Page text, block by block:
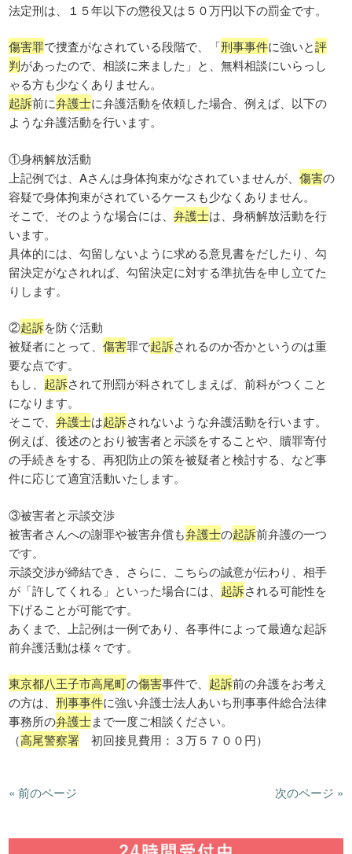
法定刑は、１５年以下の懲役又は５０万円以下の罰金です。
傷害罪で捜査がなされている段階で、「刑事事件に強いと評
判があったので、相談に来ました」と、無料相談にいらっし
ゃる方も少なくありません。
起訴前に弁護士に弁護活動を依頼した場合、例えば、以下の
ような弁護活動を行います。
①身柄解放活動
上記例では、Aさんは身体拘束がなされていませんが、傷害の
容疑で身体拘束がされているケースも少なくありません。
そこで、そのような場合には、弁護士は、身柄解放活動を行
います。
具体的には、勾留しないように求める意見書をだしたり、勾
留決定がなされれば、勾留決定に対する準抗告を申し立てた
りします。
②起訴を防ぐ活動
被疑者にとって、傷害罪で起訴されるのか否かというのは重
要な点です。
もし、 起訴されて刑罰が科されてしまえば、前科がつくこと
になります。
そこで、弁護士は起訴されないような弁護活動を行います。
例えば、後述のとおり被害者と示談をすることや、贖罪寄付
の手続きをする、再犯防止の策を被疑者と検討する、など事
件に応じて適宜活動いたします。
③被害者と示談交渉
被害者さんへの謝罪や被害弁償も弁護士の起訴前弁護の一つ
です。
示談交渉が締結でき、さらに、こちらの誠意が伝わり、相手
が「許してくれる」といった場合には、 起訴される可能性を
下げることが可能です。
あくまで、上記例は一例であり、各事件によって最適な起訴
前弁護活動は様々です。
東京都八王子市高尾町の傷害事件で、 起訴前の弁護をお考え
の方は、刑事事件に強い弁護士法人あいち刑事事件総合法律
事務所の弁護士まで一度ご相談ください。
（高尾警察署 初回接見費用：３万５７００円）
« 前のページ 次のページ »